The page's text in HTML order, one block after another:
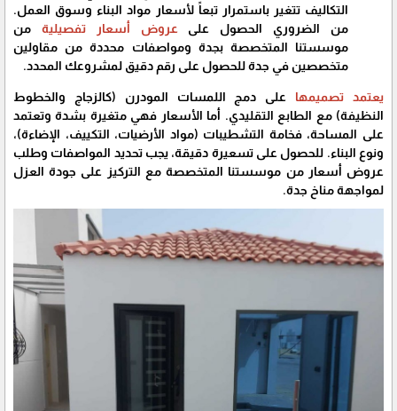
التكاليف تتغير باستمرار تبعاً لأسعار مواد البناء وسوق العمل.
من الضروري الحصول علىعروض أسعار تفصيلية من
موسستنا المتخصصة بجدة ومواصفات محددة من مقاولين
متخصصين في جدة للحصول على رقم دقيق لمشروعك المحدد.
يعتمد تصميمها على دمج اللمسات المودرن (كالزجاج والخطوط
النظيفة) مع الطابع التقليدي. أما الأسعار فهي متغيرة بشدة وتعتمد
على المساحة، فخامة التشطيبات (مواد الأرضيات، التكييف، الإضاءة)،
ونوع البناء. للحصول على تسعيرة دقيقة، يجب تحديد المواصفات وطلب
عروض أسعار من موسستنا المتخصصة مع التركيز على جودة العزل
لمواجهة مناخ جدة.